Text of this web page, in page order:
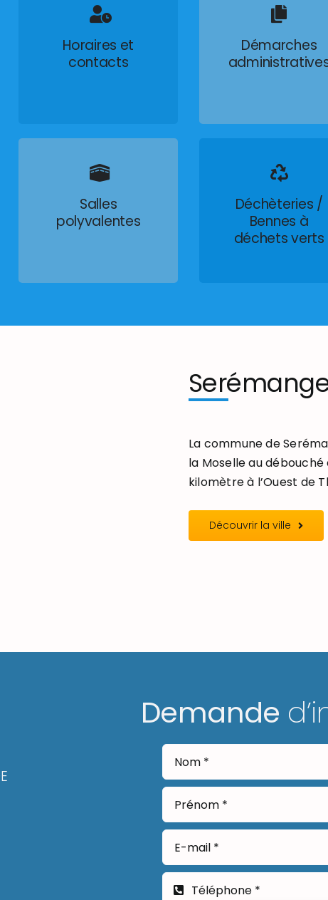
Horaires et
contacts
Démarches
Salles
polyvalentes
Déchèteries /
Bennes à
déchets verts
La commune de
la Moselle au
kilomètre à l’Ouest de
Découvrir la ville
Demande